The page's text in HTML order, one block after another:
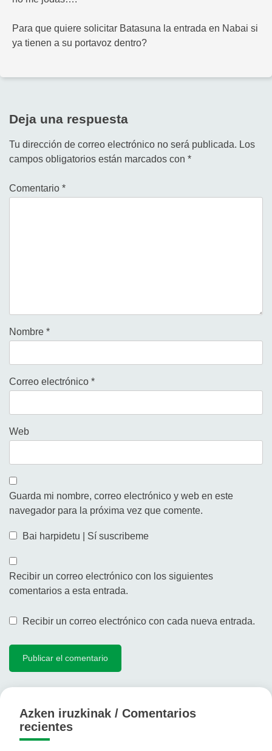
Para que quiere solicitar Batasuna la entrada en Nabai si
ya tienen a su portavoz dentro?
Deja una respuesta
Tu dirección de correo electrónico no será publicada. Los
campos obligatorios están marcados con *
Comentario *
Nombre *
Correo electrónico *
Web
Guarda mi nombre, correo electrónico y web en este
navegador para la próxima vez que comente.
Bai harpidetu | Sí suscribeme
Recibir un correo electrónico con los siguientes
comentarios a esta entrada.
Recibir un correo electrónico con cada nueva entrada.
Azken iruzkinak / Comentarios
recientes